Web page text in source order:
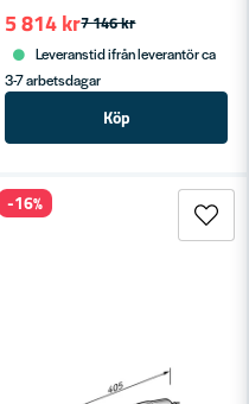
7 146 kr
5 814 kr
Leveranstid ifrån leverantör ca
3-7 arbetsdagar
Köp
-16%